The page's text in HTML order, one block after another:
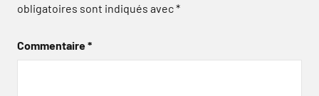
obligatoires sont indiqués avec*
Commentaire*